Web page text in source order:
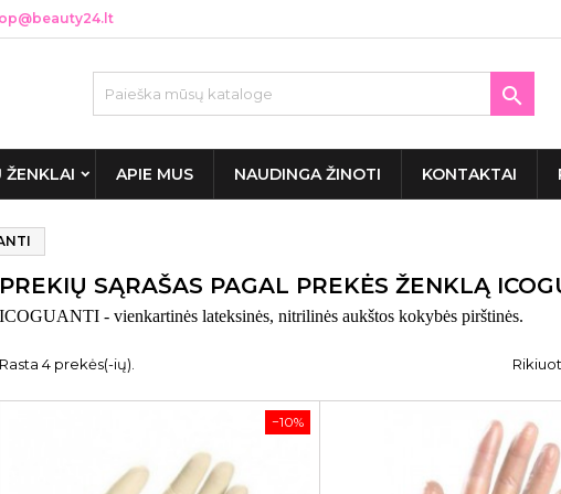

ŽENKLAI APIE MUS NAUDINGA ŽINOTI KONTAKTAI
PREKIŲ SĄRAŠAS PAGAL PREKĖS ŽENKLĄ
ICOGUANTI - vienkartinės lateksinės, nitrilinės aukštos kokybės pirštinės.
Rasta 4 prekės(-ių).
−10%